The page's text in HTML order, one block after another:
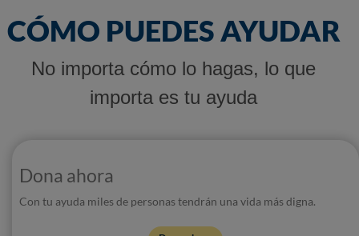
CÓMO PUEDES AYUDAR
No importa cómo lo hagas, lo que
importa es tu ayuda
Dona ahora
Con tu ayuda miles de personas tendrán una vida más digna.